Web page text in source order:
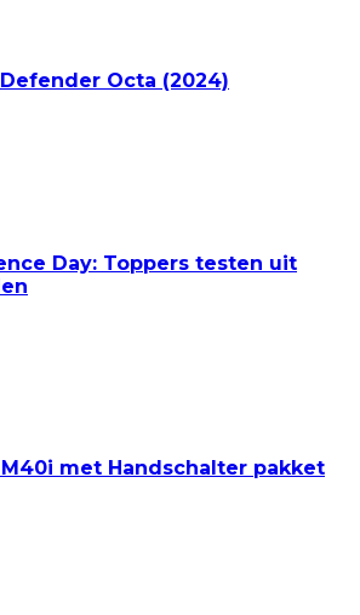
Octa (2024)
Day: Toppers testen uit
met Handschalter pakket